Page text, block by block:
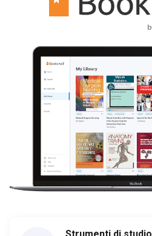
Strumenti di studio